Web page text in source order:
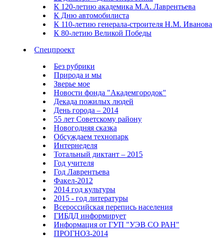
К 120-летию академика М.А. Лаврентьева
К Дню автомобилиста
К 110-летию генерала-строителя Н.М. Иванова
К 80-летию Великой Победы
Спецпроект
Без рубрики
Природа и мы
Зверье мое
Новости фонда "Академгородок"
Декада пожилых людей
День города – 2014
55 лет Советскому району
Новогодняя сказка
Обсуждаем технопарк
Интернеделя
Тотальный диктант – 2015
Год учителя
Год Лаврентьева
Факел-2012
2014 год культуры
2015 - год литературы
Всероссийская перепись населения
ГИБДД информирует
Информация от ГУП "УЭВ СО РАН"
ПРОГНОЗ-2014